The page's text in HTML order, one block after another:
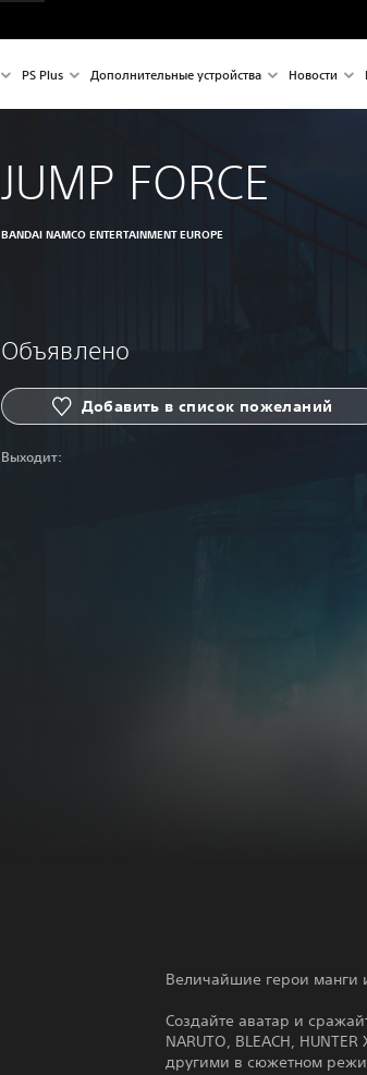
PS Plus Дополнительные устройства Новости
JUMP FORCE
BANDAI NAMCO ENTERTAINMENT EUROPE
Объявлено
Добавить в список пожеланий
Выходит:
Величайшие герои манги
Создайте аватар и
NARUTO, BLEACH,
другими в сюжетном